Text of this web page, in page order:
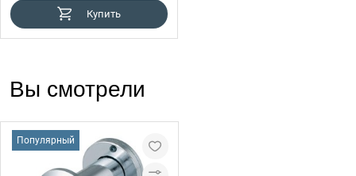
Купить
Вы смотрели
Популярный